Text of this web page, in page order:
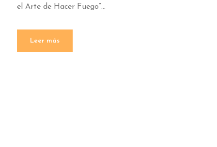
el Arte de Hacer Fuego”...
Leer más